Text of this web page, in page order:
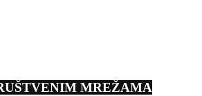
MREŽAMA